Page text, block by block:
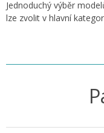
Jednoduchý výběr
lze zvolit v hlavní